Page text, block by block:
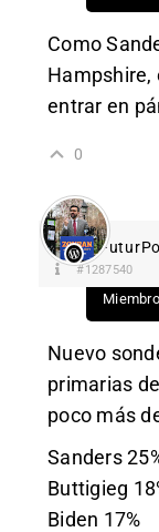
Como
Hampshire,
entrar en
0
#1287540
Miembro
Nuevo
primarias
poco más
Sanders
Buttigieg
Biden 17%